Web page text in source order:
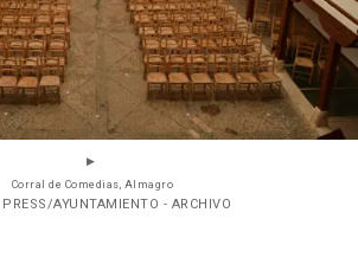
Corral de Comedias, Almagro
AYUNTAMIENTO - ARCHIVO